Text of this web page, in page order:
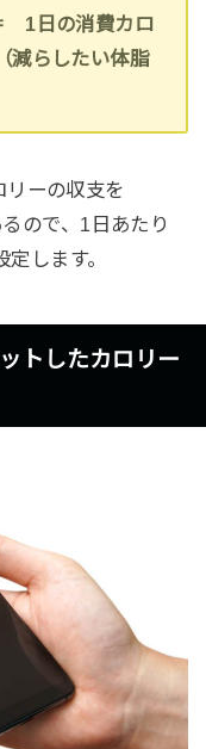
1日の消費カロ
らしたい体脂
ーの収支を
ので、1日あたり
します。
トしたカロリー